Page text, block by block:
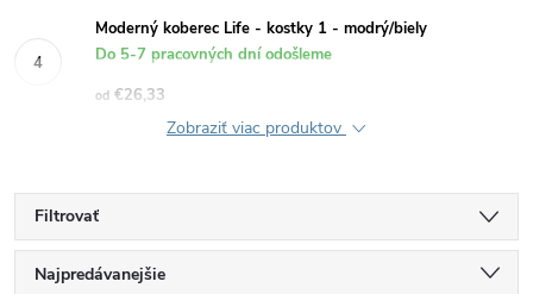
Moderný koberec Life - kostky 1 - modrý/biely
Do 5-7 pracovných dní odošleme
od €26,33
Zobraziť viac produktov
Filtrovať
R
Najpredávanejšie